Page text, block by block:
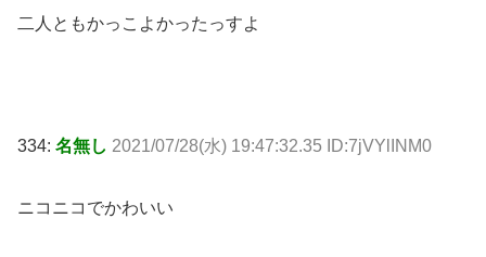
二人ともかっこよかったっすよ
334: 名無し 2021/07/28(水) 19:47:32.35 ID:7jVYlINM0
ニコニコでかわいい